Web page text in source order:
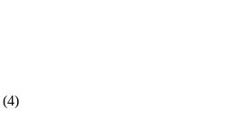
(4)